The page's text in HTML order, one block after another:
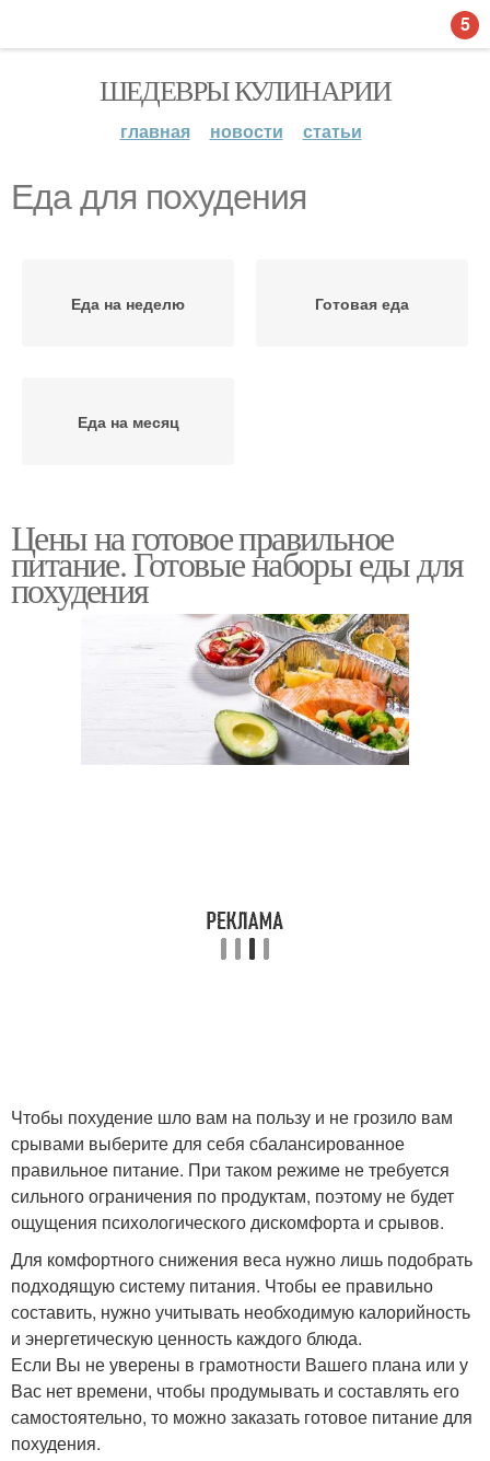
ШЕДЕВРЫ КУЛИНАРИИ
главная новости статьи
Еда для похудения
Еда на неделю Готовая еда
Еда на месяц
Цены на готовое правильное
питание. Готовые наборы еды для
похудения
Чтобы похудение шло вам на пользу и не грозило вам
срывами выберите для себя сбалансированное
правильное питание. При таком режиме не требуется
сильного ограничения по продуктам, поэтому не будет
ощущения психологического дискомфорта и срывов.
Для комфортного снижения веса нужно лишь подобрать
подходящую систему питания. Чтобы ее правильно
составить, нужно учитывать необходимую калорийность
и энергетическую ценность каждого блюда.
Если Вы не уверены в грамотности Вашего плана или у
Вас нет времени, чтобы продумывать и составлять его
самостоятельно, то можно заказать готовое питание для
похудения.
5